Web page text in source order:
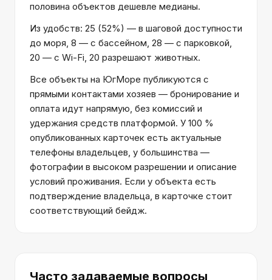
половина объектов дешевле медианы.
Из удобств: 25 (52%) — в шаговой доступности
до моря, 8 — с бассейном, 28 — с парковкой,
20 — с Wi-Fi, 20 разрешают животных.
Все объекты на ЮгМоре публикуются с
прямыми контактами хозяев — бронирование и
оплата идут напрямую, без комиссий и
удержания средств платформой. У 100 %
опубликованных карточек есть актуальные
телефоны владельцев, у большинства —
фотографии в высоком разрешении и описание
условий проживания. Если у объекта есть
подтверждение владельца, в карточке стоит
соответствующий бейдж.
Часто задаваемые вопросы